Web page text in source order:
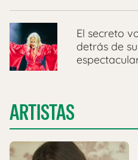
El secreto
detrás de
ARTISTAS